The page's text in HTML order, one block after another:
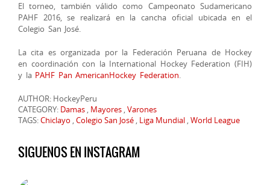
El torneo, también válido como Campeonato Sudamericano
PAHF 2016, se realizará en la cancha oficial ubicada en el
Colegio San José.
La cita es organizada por la Federación Peruana de Hockey
en coordinación con la International Hockey Federation (FIH)
y la PAHF Pan AmericanHockey Federation.
AUTHOR: HockeyPeru
CATEGORY: Damas , Mayores ,Varones
TAGS:Chiclayo ,Colegio San José , Liga Mundial ,World League
SIGUENOS EN INSTAGRAM